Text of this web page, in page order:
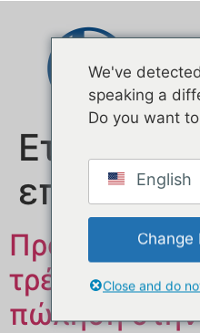
Ετικέτα:
επιδόρπια
τρέιλερ
πώληση
We've
speaking a
Do you want
English
Change
Close and do